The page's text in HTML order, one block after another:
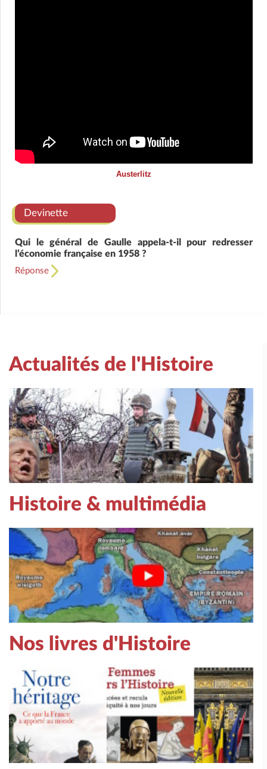
Austerlitz
Devinette
Qui le général de Gaulle appela-t-il pour redresser
l’économie française en 1958 ?
Réponse
Actualités de l'Histoire
Histoire & multimédia
Nos livres d'Histoire